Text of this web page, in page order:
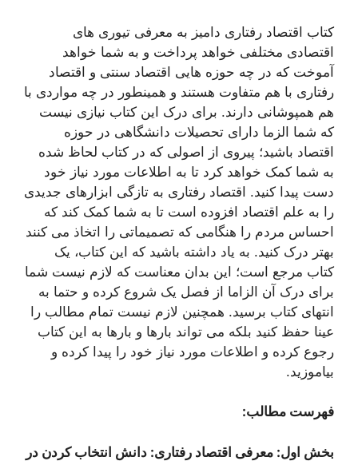
کتاب اقتصاد رفتاری دامیز به معرفی تيوری های
اقتصادی مختلفی خواهد پرداخت و به شما خواهد
آموخت که در چه حوزه هایی اقتصاد سنتی و اقتصاد
رفتاری با هم متفاوت هستند و همینطور در چه مواردی با
هم همپوشانی دارند. برای درک این کتاب نیازی نیست
که شما الزما دارای تحصیلات دانشگاهی در حوزه
اقتصاد باشید؛ پیروی از اصولی که در کتاب لحاظ شده
به شما کمک خواهد کرد تا به اطلاعات مورد نیاز خود
دست پیدا کنید. اقتصاد رفتاری به تازگی ابزارهای جدیدی
را به علم اقتصاد افزوده است تا به شما کمک کند که
احساس مردم را هنگامی که تصمیماتی را اتخاذ می کنند
بهتر درک کنید. به یاد داشته باشید که این کتاب، یک
کتاب مرجع است؛ این بدان معناست که لازم نیست شما
برای درک آن الزاما از فصل یک شروع کرده و حتما به
انتهای کتاب برسید. همچنین لازم نیست تمام مطالب را
عینا حفظ کنید بلکه می تواند بارها و بارها به این کتاب
رجوع کرده و اطلاعات مورد نیاز خود را پیدا کرده و
بیاموزید.
فهرست مطالب:
بخش اول: معرفی اقتصاد رفتاری: دانش انتخاب کردن در